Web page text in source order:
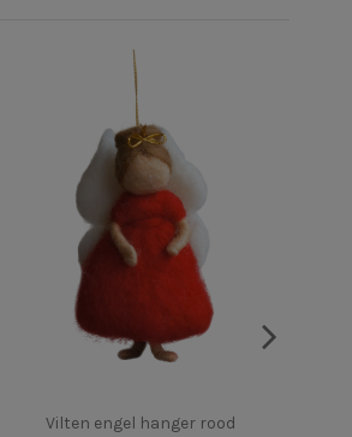
Vilten engel hanger rood